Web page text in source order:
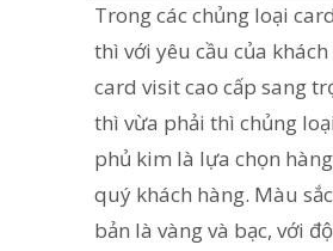
Trong các chủng loại
thì với yêu cầu của
card visit cao cấp sang
thì vừa phải thì chủng
phủ kim là lựa chọn
quý khách hàng. Màu
bản là vàng và bạc, với